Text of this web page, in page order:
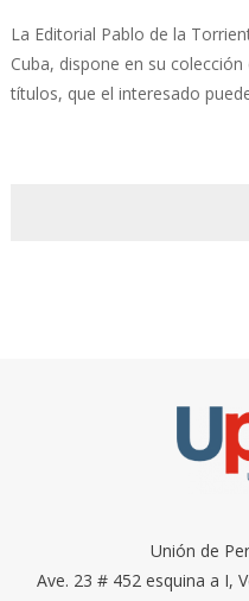
La Editorial Pablo de la
Cuba, dispone en su
títulos, que el interesado
Unión de
Ave. 23 # 452 esquina a I,